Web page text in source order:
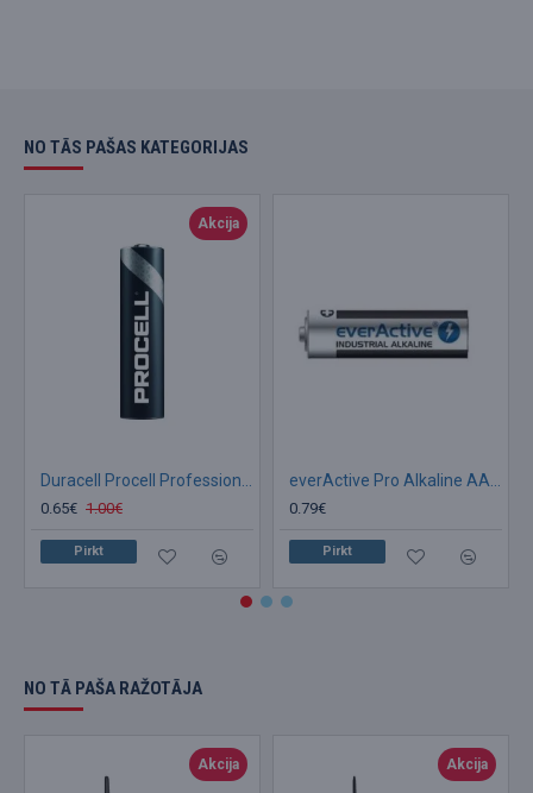
NO TĀS PAŠAS KATEGORIJAS
Akcija
0.65€ 1.00€
Pirkt
0.79€
Pirkt
NO TĀ PAŠA RAŽOTĀJA
Akcija Akcija